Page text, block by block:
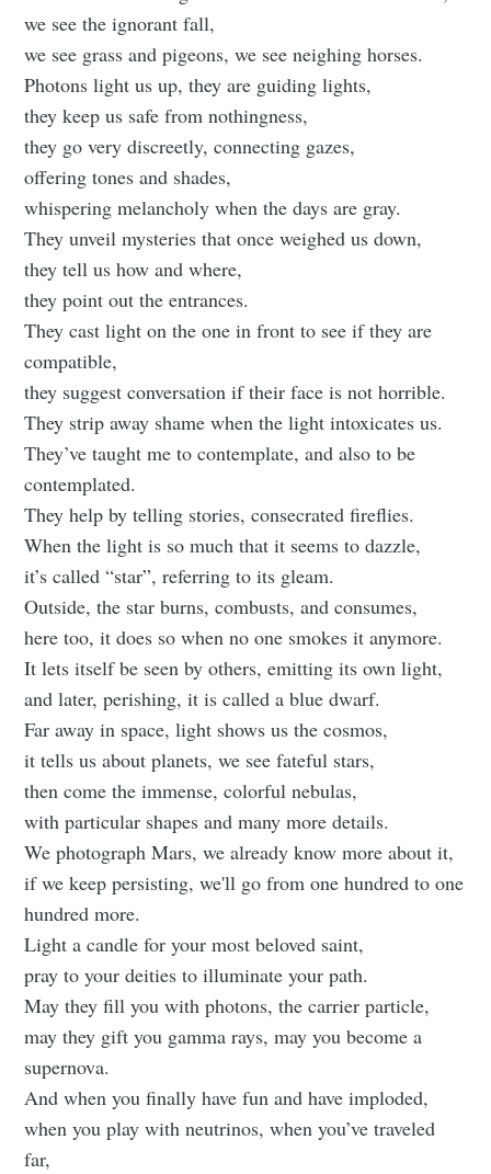
we see the ignorant fall,
we see grass and pigeons, we see neighing horses.
Photons light us up, they are guiding lights,
they keep us safe from nothingness,
they go very discreetly, connecting gazes,
offering tones and shades,
whispering melancholy when the days are gray.
They unveil mysteries that once weighed us down,
they tell us how and where,
they point out the entrances.
They cast light on the one in front to see if they are
compatible,
they suggest conversation if their face is not horrible.
They strip away shame when the light intoxicates us.
They’ve taught me to contemplate, and also to be
contemplated.
They help by telling stories, consecrated fireflies.
When the light is so much that it seems to dazzle,
it’s called “star”, referring to its gleam.
Outside, the star burns, combusts, and consumes,
here too, it does so when no one smokes it anymore.
It lets itself be seen by others, emitting its own light,
and later, perishing, it is called a blue dwarf.
Far away in space, light shows us the cosmos,
it tells us about planets, we see fateful stars,
then come the immense, colorful nebulas,
with particular shapes and many more details.
We photograph Mars, we already know more about it,
if we keep persisting, we'll go from one hundred to one
hundred more.
Light a candle for your most beloved saint,
pray to your deities to illuminate your path.
May they fill you with photons, the carrier particle,
may they gift you gamma rays, may you become a
supernova.
And when you finally have fun and have imploded,
when you play with neutrinos, when you’ve traveled
far,